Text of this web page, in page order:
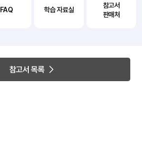
FAQ 학습 자료실
참고서
판매처
참고서 목록